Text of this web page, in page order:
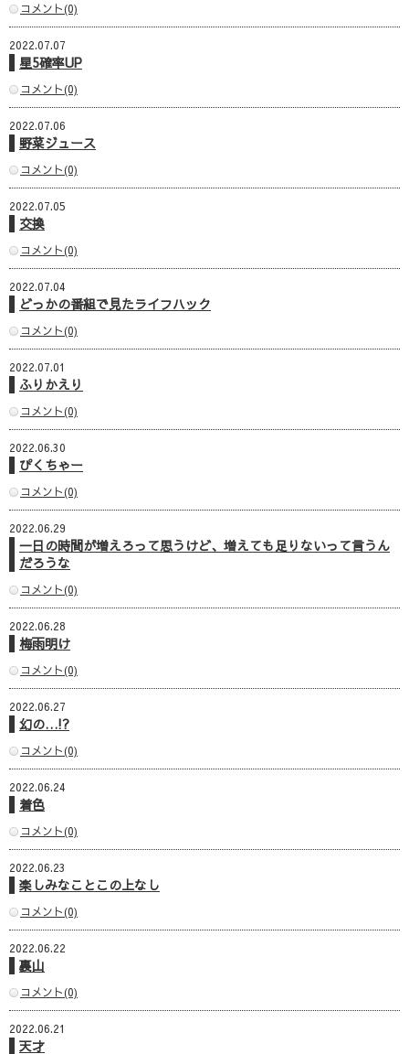
コメント(0)
2022.07.07
星5確率UP
コメント(0)
2022.07.06
野菜ジュース
コメント(0)
2022.07.05
交換
コメント(0)
2022.07.04
どっかの番組で見たライフハック
コメント(0)
2022.07.01
ふりかえり
コメント(0)
2022.06.30
ぴくちゃー
コメント(0)
2022.06.29
一日の時間が増えろって思うけど、増えても足りないって言うん
だろうな
コメント(0)
2022.06.28
梅雨明け
コメント(0)
2022.06.27
幻の…!?
コメント(0)
2022.06.24
着色
コメント(0)
2022.06.23
楽しみなことこの上なし
コメント(0)
2022.06.22
裏山
コメント(0)
2022.06.21
天才